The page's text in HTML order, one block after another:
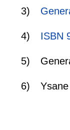
3)
4) ISBN
5)
6)